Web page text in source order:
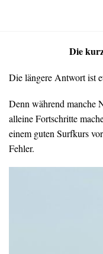
Die
Die längere Antwort ist
Denn während manche
alleine Fortschritte
einem guten Surfkurs
Fehler.